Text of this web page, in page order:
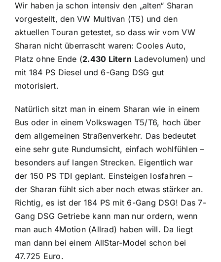
Wir haben ja schon intensiv den „alten“ Sharan
vorgestellt, den VW Multivan (T5) und den
aktuellen Touran getestet, so dass wir vom VW
Sharan nicht überrascht waren: Cooles Auto,
Platz ohne Ende (2.430 Litern Ladevolumen) und
mit 184 PS Diesel und 6-Gang DSG gut
motorisiert.
Natürlich sitzt man in einem Sharan wie in einem
Bus oder in einem Volkswagen T5/T6, hoch über
dem allgemeinen Straßenverkehr. Das bedeutet
eine sehr gute Rundumsicht, einfach wohlfühlen –
besonders auf langen Strecken. Eigentlich war
der 150 PS TDI geplant. Einsteigen losfahren –
der Sharan fühlt sich aber noch etwas stärker an.
Richtig, es ist der 184 PS mit 6-Gang DSG! Das 7-
Gang DSG Getriebe kann man nur ordern, wenn
man auch 4Motion (Allrad) haben will. Da liegt
man dann bei einem AllStar-Model schon bei
47.725 Euro.